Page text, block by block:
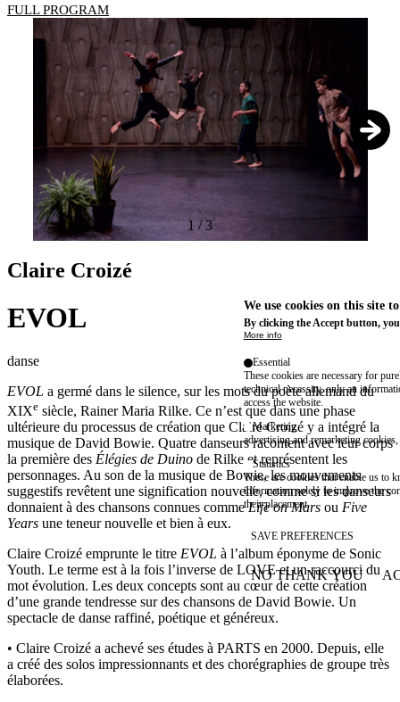
FULL PROGRAM
1 /3
Claire Croizé
EVOL
danse
EVOL a germé dans le silence, sur les mots du poète allemand du
XIXe siècle, Rainer Maria Rilke. Ce n’est que dans une phase
ultérieure du processus de création que Claire Croizé y a intégré la
musique de David Bowie. Quatre danseurs racontent avec leur corps
la première des Élégies de Duino de Rilke et représentent les
personnages. Au son de la musique de Bowie, les mouvements
suggestifs revêtent une signification nouvelle, comme si les danseurs
donnaient à des chansons connues commeLife on Mars ou Five
Years une teneur nouvelle et bien à eux.
Claire Croizé emprunte le titre EVOL à l’album éponyme de Sonic
Youth. Le terme est à la fois l’inverse de LOVE et un raccourci du
mot évolution. Les deux concepts sont au cœur de cette création
d’une grande tendresse sur des chansons de David Bowie. Un
spectacle de danse raffiné, poétique et généreux.
• Claire Croizé a achevé ses études à PARTS en 2000. Depuis, elle
a créé des solos impressionnants et des chorégraphies de groupe très
élaborées.
We use cookies on this site
By clicking the Accept button,
More info
Essential
These cookies are necessary for
technical necessity, only an
access the website.
Marketing
advertising and remarketing cookies,
Statistics
These are cookies that enable us to
information solely to improve the
their placement.
SAVE PREFERENCES
NO THANK YOU
WITHDRAW